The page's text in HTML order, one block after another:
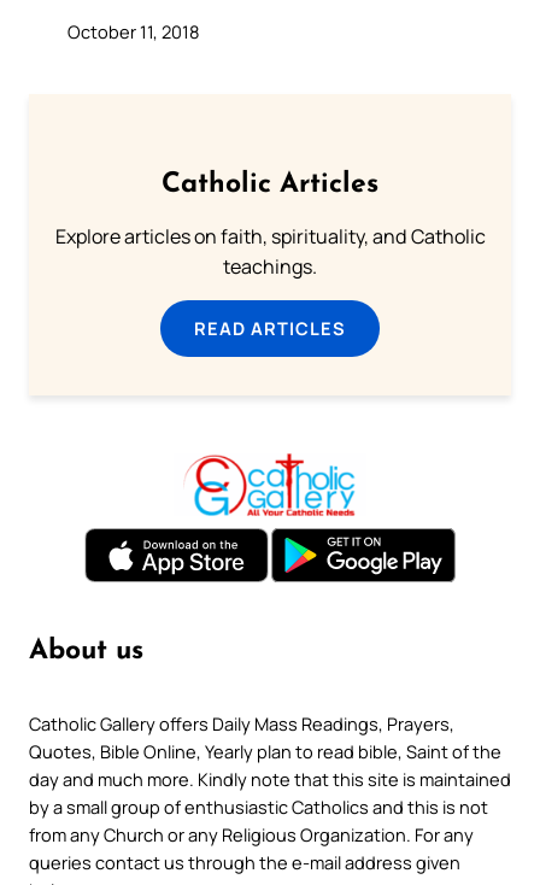
October 11, 2018
Catholic Articles
Explore articles on faith, spirituality, and Catholic
teachings.
READ ARTICLES
About us
Catholic Gallery offers Daily Mass Readings, Prayers,
Quotes, Bible Online, Yearly plan to read bible, Saint of the
day and much more. Kindly note that this site is maintained
by a small group of enthusiastic Catholics and this is not
from any Church or any Religious Organization. For any
queries contact us through the e-mail address given